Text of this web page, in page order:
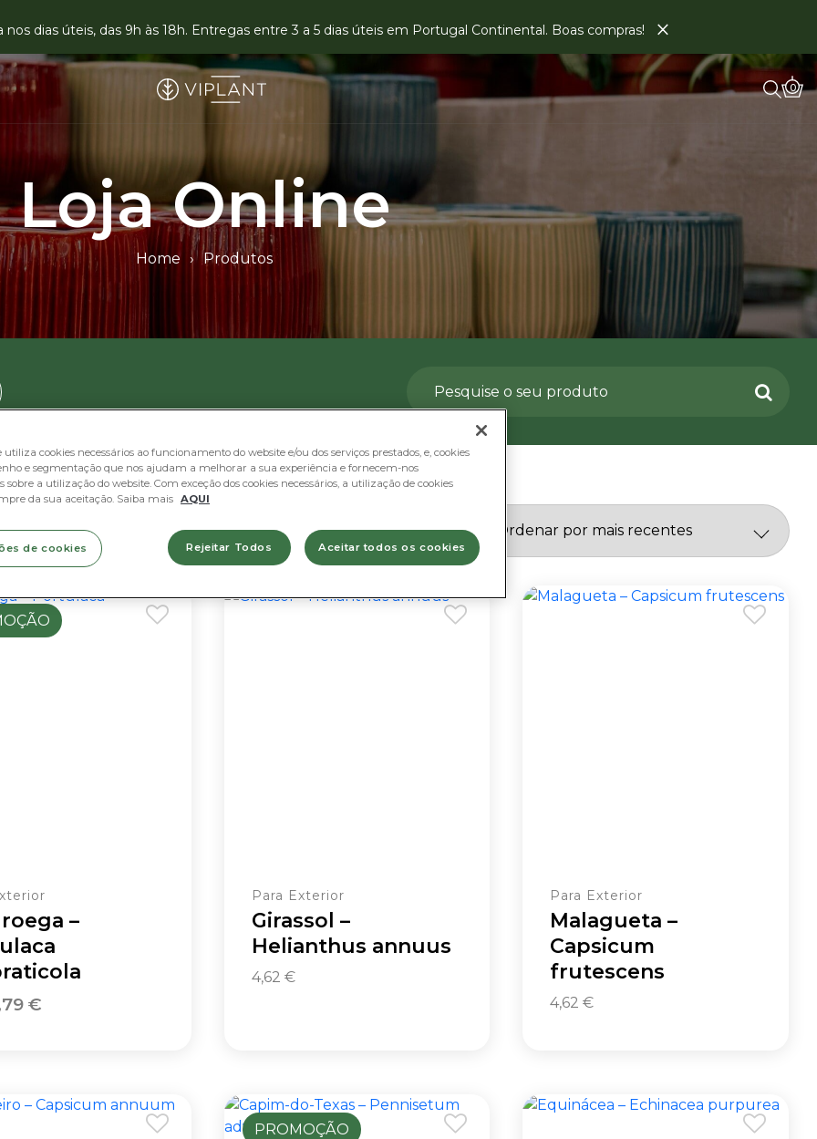
dias úteis, das 9h às 18h. Entregas entre 3 a 5 dias úteis em Portugal Continental. Boas compras! ×
0
Loja Online
Home › Produtos
–
€
Para Exterior
Girassol –
Helianthus annuus
4,62 €
Para Exterior
Malagueta –
Capsicum
frutescens
4,62€
PROMOÇÃO
utiliza cookies necessários ao funcionamento do website e/ou dos serviços prestados, e, cookies
e segmentação que nos ajudam a melhorar a sua experiência e fornecem-nos
sobre a utilização do website. Com exceção dos cookies necessários, a utilização de cookies
da sua aceitação. Saiba mais AQUI
Rejeitar Todos Aceitar todos os cookies
de cookies